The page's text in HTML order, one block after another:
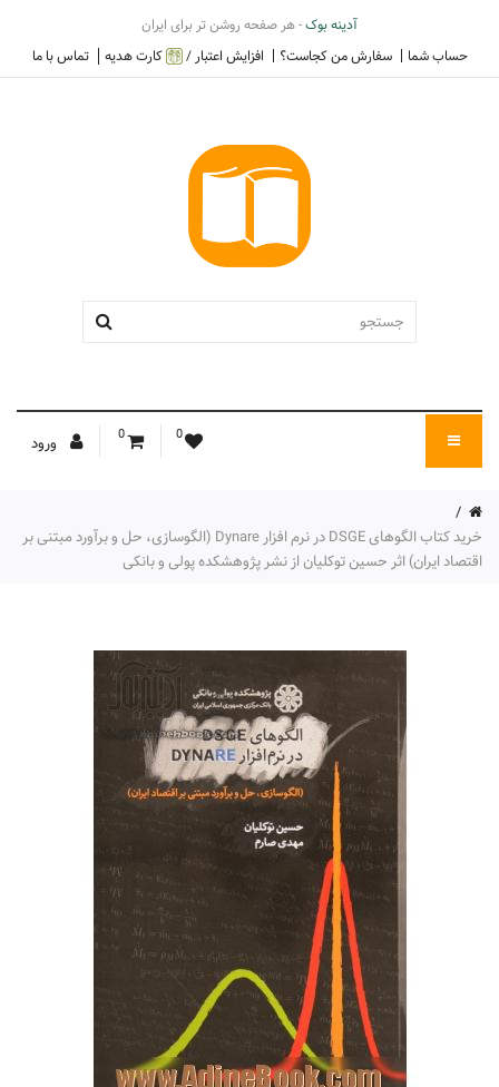
آدینه بوک- هر صفحه روشن تر برای ایران
حساب شما
سفارش من کجاست؟ افزایش اعتبار / کارت هدیه تماس با ما
0
0 ورود
خرید کتاب الگوهای DSGE در نرم افزار Dynare (الگوسازی، حل و برآورد مبتنی بر
اقتصاد ایران) اثر حسین توکلیان از نشر پژوهشکده پولی و بانکی